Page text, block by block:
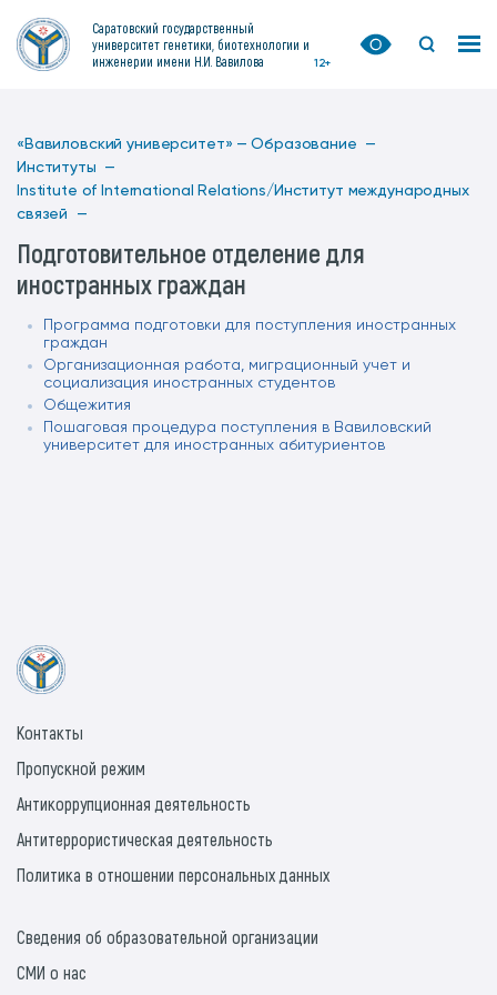
Саратовский государственный
университет генетики, биотехнологии и
инженерии имени Н.И. Вавилова
12+
«Вавиловский университет» — Образование —
Институты —
Institute of International Relations/Институт международных
связей —
Подготовительное отделение для
иностранных граждан
Программа подготовки для поступления иностранных
граждан
Организационная работа, миграционный учет и
социализация иностранных студентов
Общежития
Пошаговая процедура поступления в Вавиловский
университет для иностранных абитуриентов
Контакты
Пропускной режим
Антикоррупционная деятельность
Антитеррористическая деятельность
Политика в отношении персональных данных
Сведения об образовательной организации
СМИ о нас